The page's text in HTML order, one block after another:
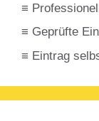
≡
≡ Geprüfte
≡ Eintrag